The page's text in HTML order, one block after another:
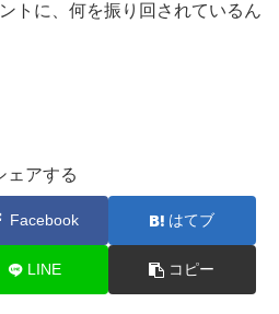
トに、何を振り回されているん
ェアする
Facebook はてブ
LINE コピー